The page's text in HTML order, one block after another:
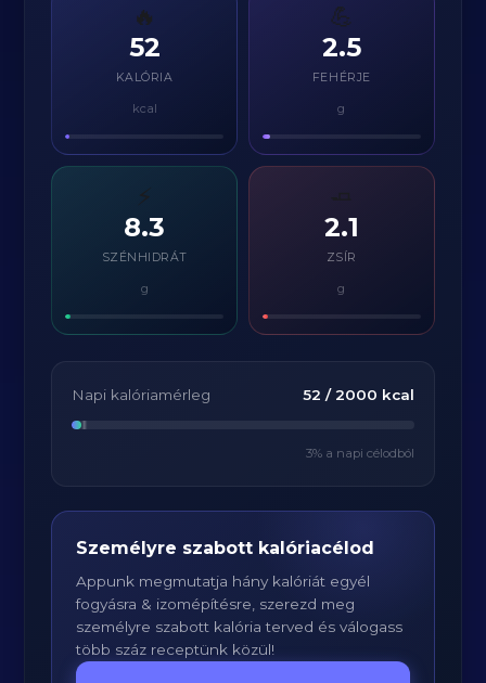
🔥
52
KALÓRIA
kcal
💪
2.5
FEHÉRJE
g
⚡
8.3
SZÉNHIDRÁT
g
2.1
ZSÍR
g
Napi kalóriamérleg 52 / 2000 kcal
3% a napi célodból
Személyre szabott kalóriacélod
Appunk megmutatja hány kalóriát egyél
fogyásra & izomépítésre, szerezd meg
személyre szabott kalória terved és válogass
több száz receptünk közül!